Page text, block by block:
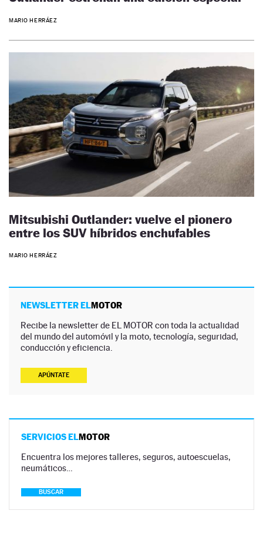
MARIO HERRÁEZ
Mitsubishi Outlander: vuelve el pionero
entre los SUV híbridos enchufables
MARIO HERRÁEZ
NEWSLETTER ELMOTOR
Recibe la newsletter de EL MOTOR con toda la actualidad
del mundo del automóvil y la moto, tecnología, seguridad,
conducción y eficiencia.
APÚNTATE
SERVICIOS ELMOTOR
Encuentra los mejores talleres, seguros, autoescuelas,
neumáticos…
BUSCAR